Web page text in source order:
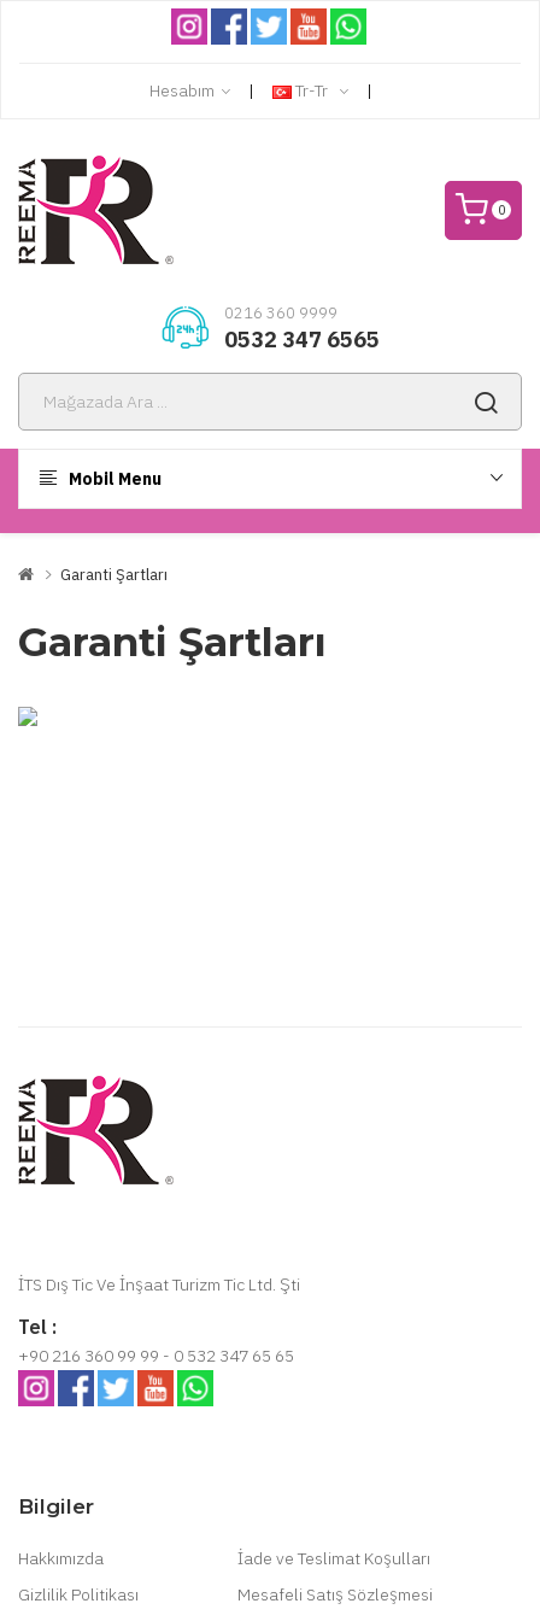
Hesabım Tr-Tr
0
0216 360 9999
0532 347 6565
Mobil Menu
Garanti Şartları
Garanti Şartları
İTS Dış Tic Ve İnşaat Turizm Tic Ltd. Şti
Tel :
+90 216 360 99 99 - 0 532 347 65 65
Bilgiler
Hakkımızda
İade ve Teslimat Koşulları
Gizlilik Politikası
Mesafeli Satış Sözleşmesi